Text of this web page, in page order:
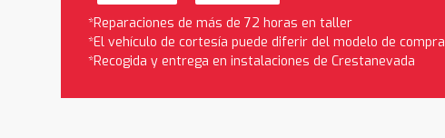
*Reparaciones de más de 72 horas en taller
*El vehículo de cortesía puede diferir del modelo de compra
*Recogida y entrega en instalaciones de Crestanevada